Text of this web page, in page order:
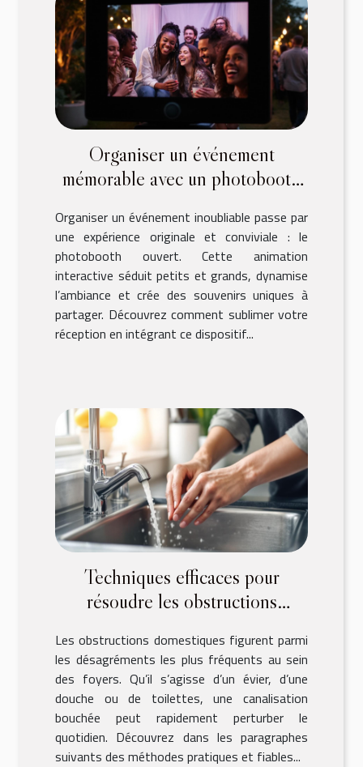
Organiser un événement
mémorable avec un photobooth
Organiser un événement inoubliable passe par
une expérience originale et conviviale : le
photobooth ouvert. Cette animation
interactive séduit petits et grands, dynamise
l’ambiance et crée des souvenirs uniques à
partager. Découvrez comment sublimer votre
réception en intégrant ce dispositif...
Techniques efficaces pour
résoudre les obstructions
Les obstructions domestiques figurent parmi
les désagréments les plus fréquents au sein
des foyers. Qu’il s’agisse d’un évier, d’une
douche ou de toilettes, une canalisation
bouchée peut rapidement perturber le
quotidien. Découvrez dans les paragraphes
suivants des méthodes pratiques et fiables...